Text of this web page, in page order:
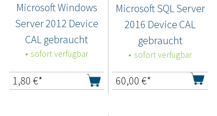
Microsoft Windows
Server 2012 Device
CAL gebraucht
sofort verfügbar
1,80 €*
Microsoft SQL Server
2016 Device CAL
gebraucht
sofort verfügbar
60,00 €*